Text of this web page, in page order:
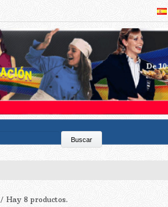
/ Hay 8 productos.